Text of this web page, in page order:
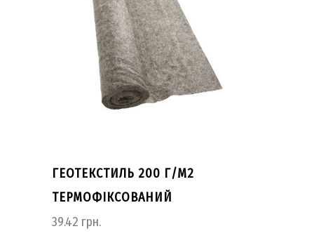
ГЕОТЕКСТИЛЬ 200 Г/М2
ТЕРМОФІКСОВАНИЙ
39.42 грн.